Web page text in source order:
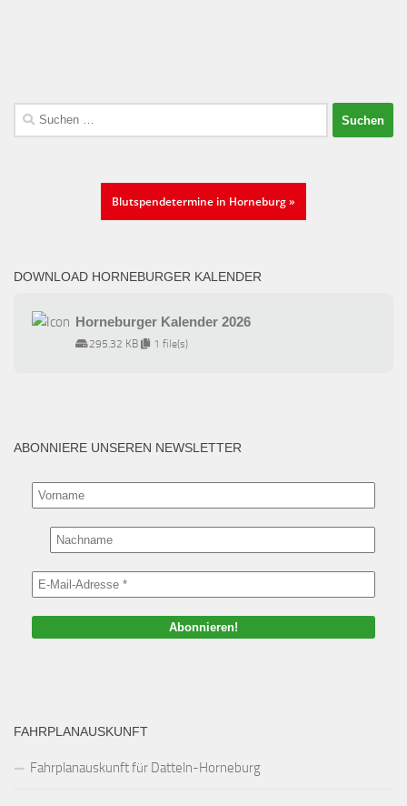
Suchen
nach:
Blutspendetermine in Horneburg »
DOWNLOAD HORNEBURGER KALENDER
Horneburger Kalender 2026
295.32 KB 1 file(s)
ABONNIERE UNSEREN NEWSLETTER
FAHRPLANAUSKUNFT
Fahrplanauskunft für Datteln-Horneburg